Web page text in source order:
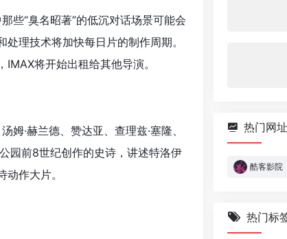
“臭名昭著”的低沉对话场景可能会
理技术将加快每日片的制作周期。
将开始出租给其他导演。
姆·赫兰德、赞达亚、查理兹·塞隆、
园前8世纪创作的史诗，讲述特洛伊
作大片。
热门网址
酷客影院
热门标